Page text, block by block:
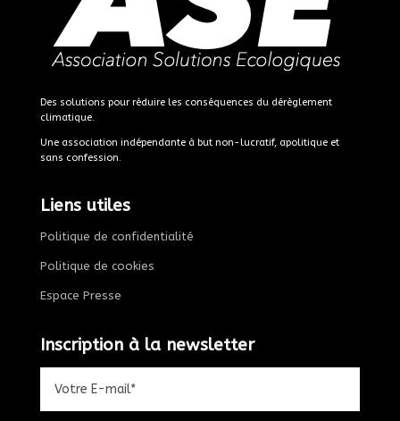
Des solutions pour réduire les conséquences du dérèglement
climatique.
Une association indépendante à but non-lucratif, apolitique et
sans confession.
Liens utiles
Politique de confidentialité
Politique de cookies
Espace Presse
Inscription à la newsletter